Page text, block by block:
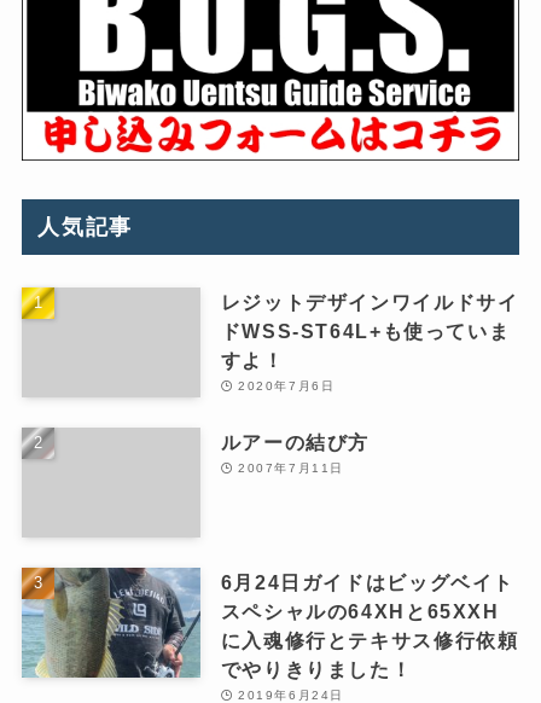
人気記事
レジットデザインワイルドサイ
ドWSS-ST64L+も使っていま
すよ！
2020年7月6日
ルアーの結び方
2007年7月11日
6月24日ガイドはビッグベイト
スペシャルの64XHと65XXH
に入魂修行とテキサス修行依頼
でやりきりました！
2019年6月24日